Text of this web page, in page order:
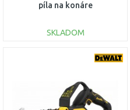
píla na konáre
SKLADOM
DO KOŠÍKA